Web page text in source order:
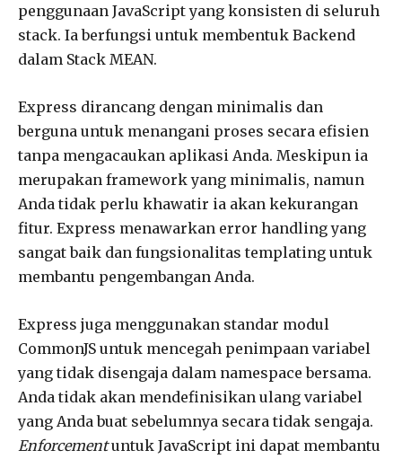
penggunaan JavaScript yang konsisten di seluruh
stack. Ia berfungsi untuk membentuk Backend
dalam Stack MEAN.
Express dirancang dengan minimalis dan
berguna untuk menangani proses secara efisien
tanpa mengacaukan aplikasi Anda. Meskipun ia
merupakan framework yang minimalis, namun
Anda tidak perlu khawatir ia akan kekurangan
fitur. Express menawarkan error handling yang
sangat baik dan fungsionalitas templating untuk
membantu pengembangan Anda.
Express juga menggunakan standar modul
CommonJS untuk mencegah penimpaan variabel
yang tidak disengaja dalam namespace bersama.
Anda tidak akan mendefinisikan ulang variabel
yang Anda buat sebelumnya secara tidak sengaja.
Enforcementuntuk JavaScript ini dapat membantu